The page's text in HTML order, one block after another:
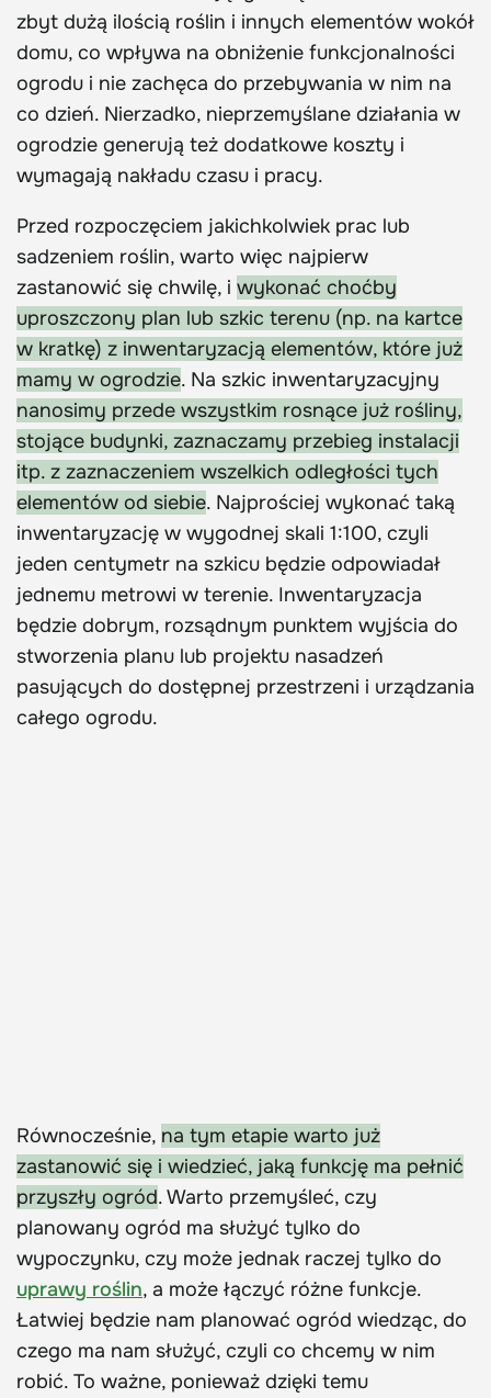
zbyt dużą ilością roślin i innych elementów wokół
domu, co wpływa na obniżenie funkcjonalności
ogrodu i nie zachęca do przebywania w nim na
co dzień. Nierzadko, nieprzemyślane działania w
ogrodzie generują też dodatkowe koszty i
wymagają nakładu czasu i pracy.
Przed rozpoczęciem jakichkolwiek prac lub
sadzeniem roślin, warto więc najpierw
zastanowić się chwilę, i wykonać choćby
uproszczony plan lub szkic terenu (np. na kartce
w kratkę) z inwentaryzacją elementów, które już
mamy w ogrodzie. Na szkic inwentaryzacyjny
nanosimy przede wszystkim rosnące już rośliny,
stojące budynki, zaznaczamy przebieg instalacji
itp. z zaznaczeniem wszelkich odległości tych
elementów od siebie. Najprościej wykonać taką
inwentaryzację w wygodnej skali 1:100, czyli
jeden centymetr na szkicu będzie odpowiadał
jednemu metrowi w terenie. Inwentaryzacja
będzie dobrym, rozsądnym punktem wyjścia do
stworzenia planu lub projektu nasadzeń
pasujących do dostępnej przestrzeni i urządzania
całego ogrodu.
Równocześnie, na tym etapie warto już
zastanowić się i wiedzieć, jaką funkcję ma pełnić
przyszły ogród. Warto przemyśleć, czy
planowany ogród ma służyć tylko do
wypoczynku, czy może jednak raczej tylko do
uprawy roślin, a może łączyć różne funkcje.
Łatwiej będzie nam planować ogród wiedząc, do
czego ma nam służyć, czyli co chcemy w nim
robić. To ważne, ponieważ dzięki temu